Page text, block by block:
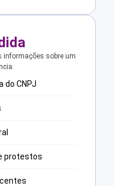
informações sobre um
do CNPJ
protestos